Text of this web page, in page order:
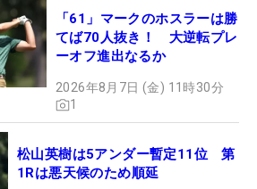
「61」マークのホスラーは勝
てば70人抜き！ 大逆転プレ
ーオフ進出なるか
2026年8月7日 (金) 11時30分
1
松山英樹は5アンダー暫定11位 第
1Rは悪天候のため順延